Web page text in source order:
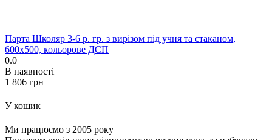
Парта Школяр 3-6 р. гр. з вирізом під учня та стаканом,
600x500, кольорове ДСП
0.0
В наявності
‍1 806‍ грн
У кошик
Ми працюємо з 2005 року